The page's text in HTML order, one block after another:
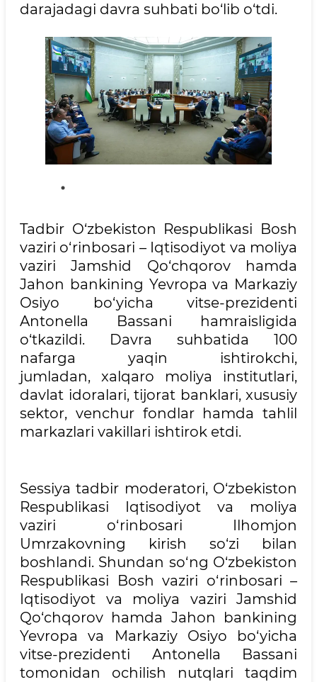
darajadagi davra suhbati bo‘lib o‘tdi.
Tadbir O‘zbekiston Respublikasi Bosh
vaziri o‘rinbosari – Iqtisodiyot va moliya
vaziri Jamshid Qo‘chqorov hamda
Jahon bankining Yevropa va Markaziy
Osiyo bo‘yicha vitse-prezidenti
Antonella Bassani hamraisligida
o‘tkazildi. Davra suhbatida 100
nafarga yaqin ishtirokchi,
jumladan, xalqaro moliya institutlari,
davlat idoralari, tijorat banklari, xususiy
sektor, venchur fondlar hamda tahlil
markazlari vakillari ishtirok etdi.
Sessiya tadbir moderatori, O‘zbekiston
Respublikasi Iqtisodiyot va moliya
vaziri o‘rinbosari Ilhomjon
Umrzakovning kirish so‘zi bilan
boshlandi. Shundan so‘ng O‘zbekiston
Respublikasi Bosh vaziri o‘rinbosari –
Iqtisodiyot va moliya vaziri Jamshid
Qo‘chqorov hamda Jahon bankining
Yevropa va Markaziy Osiyo bo‘yicha
vitse-prezidenti Antonella Bassani
tomonidan ochilish nutqlari taqdim